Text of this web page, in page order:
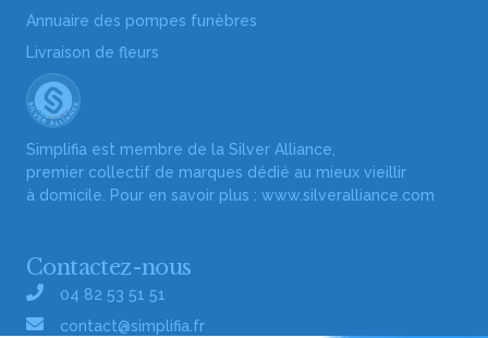
Annuaire des pompes funèbres
Livraison de fleurs
Simplifia est membre de la Silver Alliance,
premier collectif de marques dédié au mieux vieillir
à domicile. Pour en savoir plus : www.silveralliance.com
Contactez-nous
04 82 53 51 51
contact@simplifia.fr